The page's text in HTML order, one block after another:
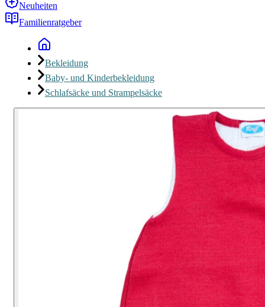
Neuheiten
Familienratgeber
Bekleidung
Baby- und Kinderbekleidung
Schlafsäcke und Strampelsäcke